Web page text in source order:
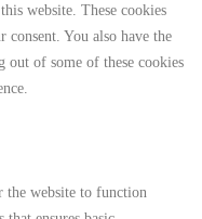
website. These cookies
You also have the
of some of these cookies
the website to function